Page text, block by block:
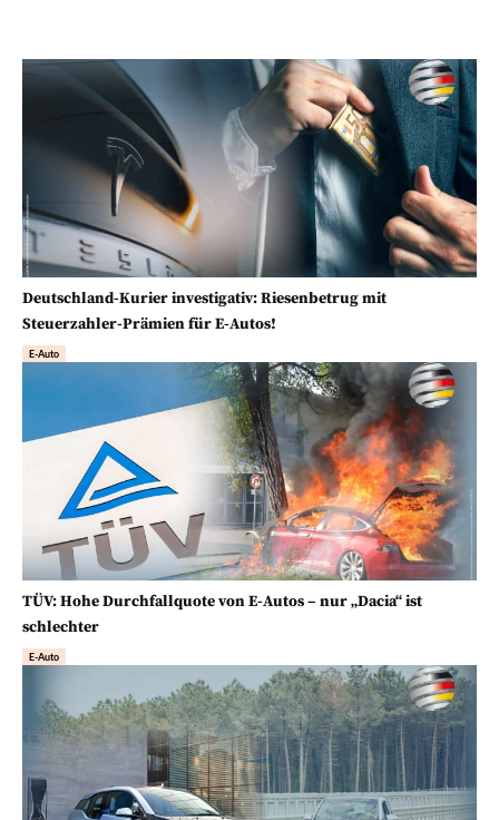
Deutschland-Kurier investigativ: Riesenbetrug mit
Steuerzahler-Prämien für E-Autos!
E-Auto
TÜV: Hohe Durchfallquote von E-Autos – nur „Dacia“ ist
schlechter
E-Auto